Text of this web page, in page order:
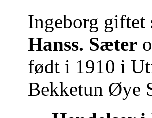
Ingeborg giftet
Hanss. Sæter
født i 1910 i
Bekketun Øye